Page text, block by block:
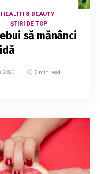
HEALTH & BEAUTY
ȘTIRI DE TOP
să mănânci
2023 3 min read